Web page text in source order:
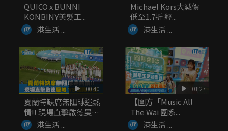
QUICO x BUNNI
KONBINY美髮工...
港生活 ...
Michael Kors大減價
低至1.7折 經...
港生活 ...
00:40
夏蘭特缺席無阻球迷熱
情!! 現場直擊啟德曼城
V...
港生活 ...
01:27
【圍方「Music All
The Wai 圍系...
港生活 ...